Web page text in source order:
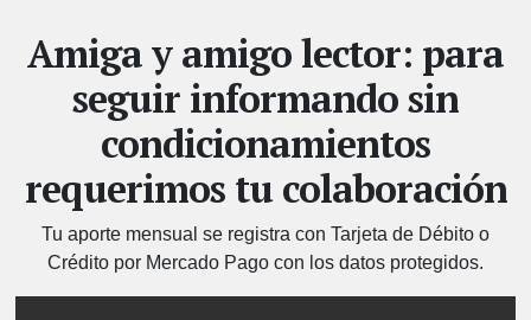
Amiga y amigo lector: para
seguir informando sin
condicionamientos
requerimos tu colaboración
Tu aporte mensual se registra con Tarjeta de Débito o
Crédito por Mercado Pago con los datos protegidos.